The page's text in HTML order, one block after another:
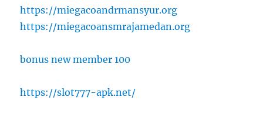
https://miegacoandrmansyur.org
https://miegacoansmrajamedan.org
bonus new member 100
https://slot777-apk.net/